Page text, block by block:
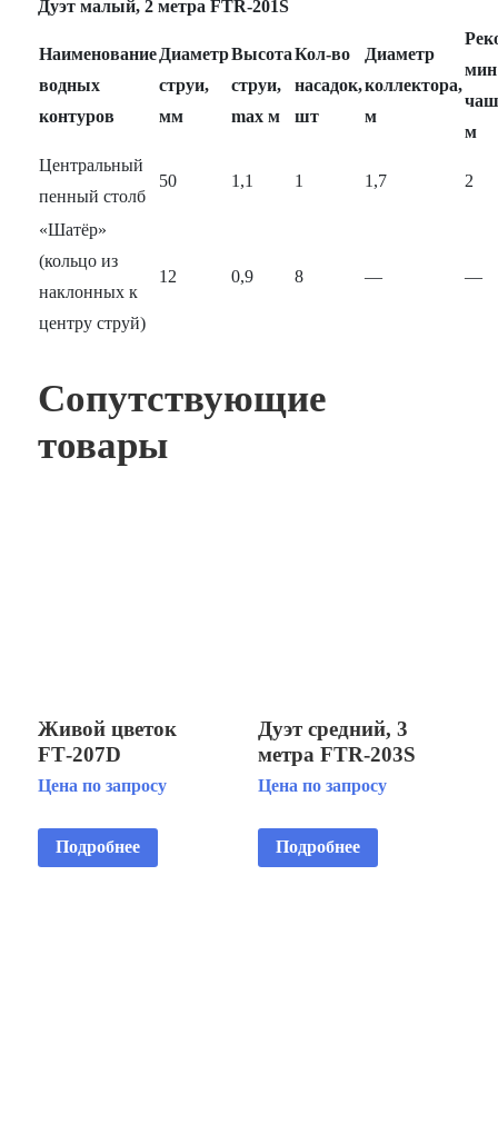
Дуэт малый, 2 метра FTR‑201S
Наименование
водных
контуров
Диаметр
струи,
мм
Высота
струи,
max м
Кол‑во
насадок,
шт
Диаметр
коллектора,
м
мин
м
Центральный
пенный столб
50 1,1 1 1,7 2
«Шатёр»
(кольцо из
наклонных к
центру струй)
12 0,9 8 — —
Сопутствующие
товары
Живой цветок
FT‑207D
Цена по запросу
Подробнее
Дуэт средний, 3
метра FTR‑203S
Цена по запросу
Подробнее